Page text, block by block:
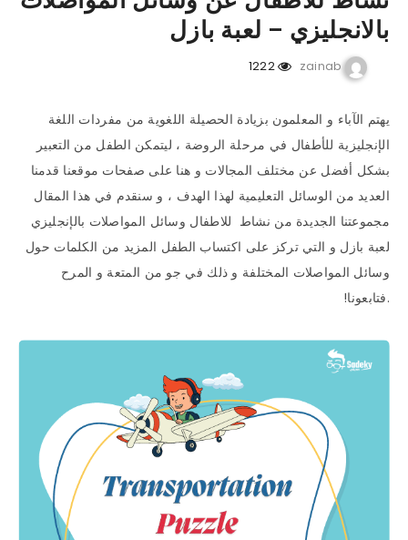
بالانجليزي – لعبة بازل
zainab
1222
يهتم الآباء و المعلمون بزيادة الحصيلة اللغوية من مفردات اللغة
الإنجليزية للأطفال في مرحلة الروضة ، ليتمكن الطفل من التعبير
بشكل أفضل عن مختلف المجالات و هنا على صفحات موقعنا قدمنا
العديد من الوسائل التعليمية لهذا الهدف ، و سنقدم في هذا المقال
مجموعتنا الجديدة من نشاط للاطفال وسائل المواصلات بالإنجليزي
لعبة بازل و التي تركز على اكتساب الطفل المزيد من الكلمات حول
وسائل المواصلات المختلفة و ذلك في جو من المتعة و المرح
.فتابعونا!